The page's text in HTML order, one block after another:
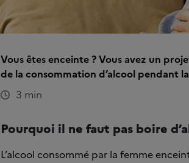
Vous êtes enceinte ? Vous avez un
de la consommation d’alcool pendant la
3 min
Pourquoi il ne faut pas boire
L’alcool consommé par la femme